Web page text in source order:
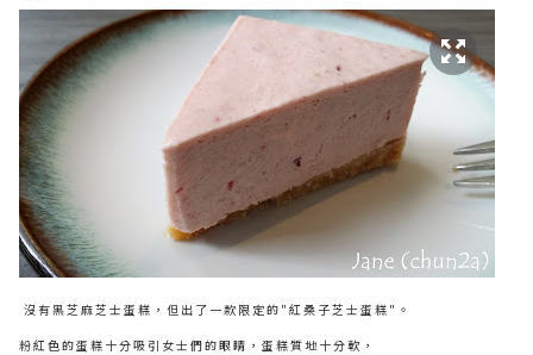
沒有黑芝麻芝士蛋糕，但出了一款限定的"紅桑子芝士蛋糕"。
粉紅色的蛋糕十分吸引女士們的眼睛，蛋糕質地十分軟，